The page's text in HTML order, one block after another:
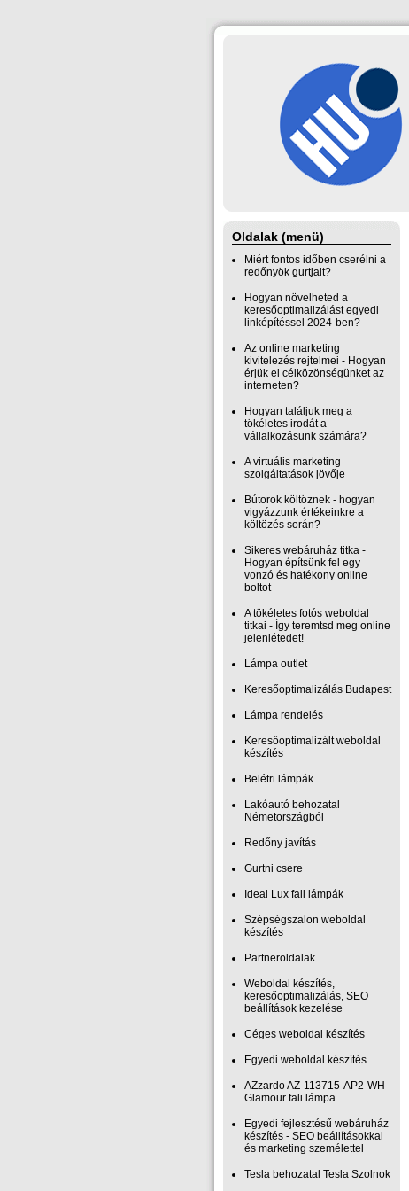
Oldalak (menü)
Miért fontos időben cserélni a
redőnyök gurtjait?
Hogyan növelheted a
keresőoptimalizálást egyedi
linképítéssel 2024-ben?
Az online marketing
kivitelezés rejtelmei - Hogyan
érjük el célközönségünket az
interneten?
Hogyan találjuk meg a
tökéletes irodát a
vállalkozásunk számára?
A virtuális marketing
szolgáltatások jövője
Bútorok költöznek - hogyan
vigyázzunk értékeinkre a
költözés során?
Sikeres webáruház titka -
Hogyan építsünk fel egy
vonzó és hatékony online
boltot
A tökéletes fotós weboldal
titkai - Így teremtsd meg online
jelenlétedet!
Lámpa outlet
Keresőoptimalizálás Budapest
Lámpa rendelés
Keresőoptimalizált weboldal
készítés
Belétri lámpák
Lakóautó behozatal
Németországból
Redőny javítás
Gurtni csere
Ideal Lux fali lámpák
Szépségszalon weboldal
készítés
Partneroldalak
Weboldal készítés,
keresőoptimalizálás, SEO
beállítások kezelése
Céges weboldal készítés
Egyedi weboldal készítés
AZzardo AZ-113715-AP2-WH
Glamour fali lámpa
Egyedi fejlesztésű webáruház
készítés - SEO beállításokkal
és marketing személettel
Tesla behozatal Tesla Szolnok